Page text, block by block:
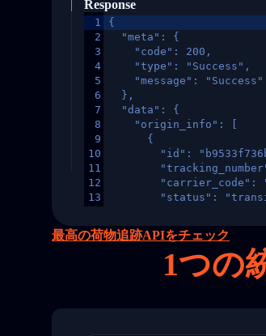
Response
1
2
3
4
5
6
7
8
9
10
11
12
13
15
16
{
  "meta": {
    "code": 200,
    "type": "Success",
    "message": "Success"
  },
  "data": {
    "origin_info": [
      {
"id":
"carrier_code":
"status":
        "weblink": "",
        "phone": null,
最高の荷物追跡APIをチェック
1つの